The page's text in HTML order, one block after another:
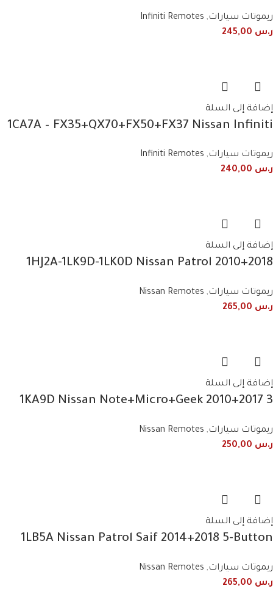
ريموتات سيارات,
Infiniti Remotes
ر.س
إضافة إلى السلة
1CA7A – FX35+QX70+FX50+FX37 Nissan Infiniti
ريموتات سيارات,
Infiniti Remotes
ر.س
إضافة إلى السلة
1HJ2A-1LK9D-1LK0D Nissan Patrol 2010+2018
ريموتات سيارات,
Nissan Remotes
ر.س
إضافة إلى السلة
1KA9D Nissan Note+Micro+Geek 2010+2017 3
ريموتات سيارات,
Nissan Remotes
ر.س
إضافة إلى السلة
1LB5A Nissan Patrol Saif 2014+2018 5-Button
ريموتات سيارات,
Nissan Remotes
ر.س